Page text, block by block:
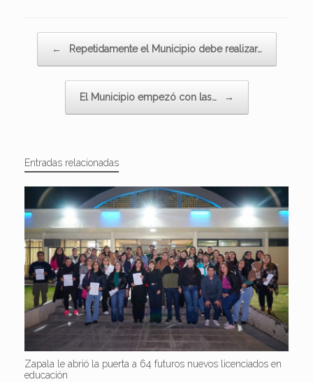
← Repetidamente el Municipio debe realizar…
El Municipio empezó con las… →
Entradas relacionadas
Zapala le abrió la puerta a 64 futuros nuevos licenciados en
educación